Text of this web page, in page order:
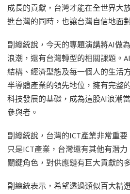
成長的貢獻，台灣才能在全世界大
進台灣的同時，也讓台灣自信地面
副總統說，今天的專題演講將AI做
浪潮，還有台灣轉型的相關課題。
結構、經濟型態及每一個人的生活
半導體產業的領先地位，擁有完整
科技發展的基礎，成為這股AI浪潮
參與者。
副總統說，台灣的ICT產業非常重
只是ICT產業，台灣還有其他有潛
關鍵角色，對供應鏈有巨大貢獻的
副總統表示，希望透過類似百大精